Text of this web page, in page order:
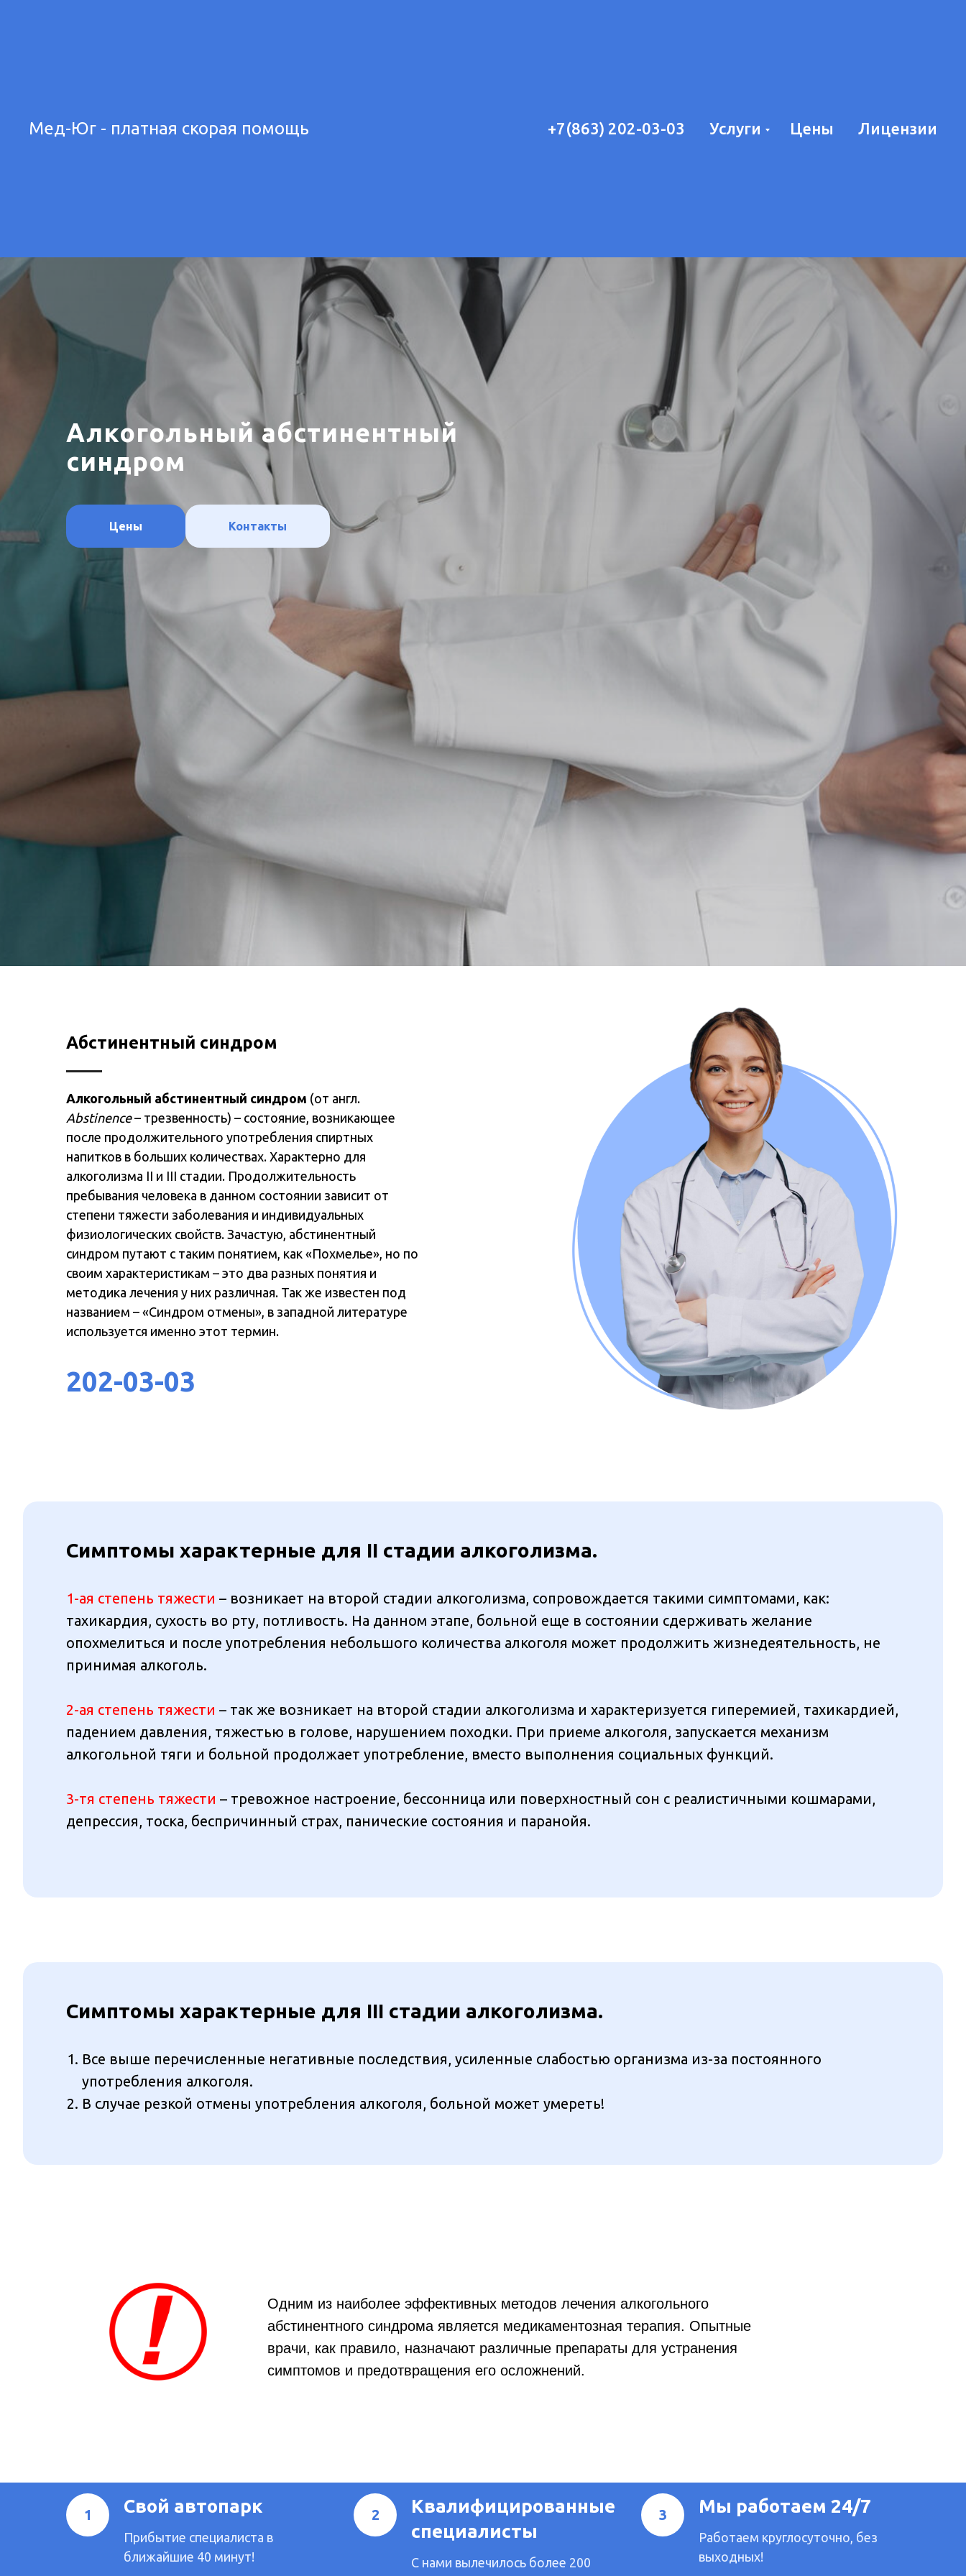
Мед-Юг - платная скорая помощь +7(863) 202-03-03 Услуги Цены Лицензии
Алкогольный абстинентный
синдром
Цены Контакты
Абстинентный синдром
Алкогольный абстинентный синдром (от англ.
Abstinence– трезвенность) – состояние, возникающее
после продолжительного употребления спиртных
напитков в больших количествах. Характерно для
алкоголизма II и III стадии. Продолжительность
пребывания человека в данном состоянии зависит от
степени тяжести заболевания и индивидуальных
физиологических свойств. Зачастую, абстинентный
синдром путают с таким понятием, как «Похмелье», но по
своим характеристикам – это два разных понятия и
методика лечения у них различная. Так же известен под
названием – «Синдром отмены», в западной литературе
используется именно этот термин.
202-03-03
Симптомы характерные для II стадии алкоголизма.
1-ая степень тяжести – возникает на второй стадии алкоголизма, сопровождается такими симптомами, как:
тахикардия, сухость во рту, потливость. На данном этапе, больной еще в состоянии сдерживать желание
опохмелиться и после употребления небольшого количества алкоголя может продолжить жизнедеятельность, не
принимая алкоголь.
2-ая степень тяжести – так же возникает на второй стадии алкоголизма и характеризуется гиперемией, тахикардией,
падением давления, тяжестью в голове, нарушением походки. При приеме алкоголя, запускается механизм
алкогольной тяги и больной продолжает употребление, вместо выполнения социальных функций.
3-тя степень тяжести – тревожное настроение, бессонница или поверхностный сон с реалистичными кошмарами,
депрессия, тоска, беспричинный страх, панические состояния и паранойя.
Симптомы характерные для III стадии алкоголизма.
Все выше перечисленные негативные последствия, усиленные слабостью организма из-за постоянного
употребления алкоголя.
В случае резкой отмены употребления алкоголя, больной может умереть!
Одним из наиболее эффективных методов лечения алкогольного
абстинентного синдрома является медикаментозная терапия. Опытные
врачи, как правило, назначают различные препараты для устранения
симптомов и предотвращения его осложнений.
Свой автопарк
Прибытие специалиста в
ближайшие 40 минут!
Квалифицированные
специалисты
С нами вылечилось более 200
Мы работаем 24/7
Работаем круглосуточно, без
выходных!